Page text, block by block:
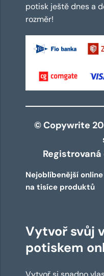
potisk ještě dnes a
rozměr!
© Copywrite
Nejoblíbenější
na tisíce produktů
Vytvoř svůj
potiskem